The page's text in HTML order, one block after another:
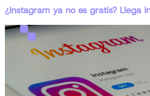
¿Instagram ya no es gratis? Llega